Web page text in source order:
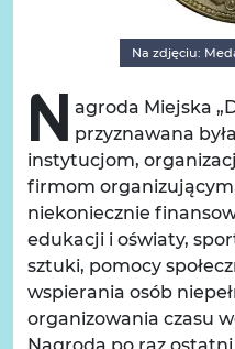
Na zdjęciu:
Nagroda Miejska „DOBROCZYŃCA ROKU” przyznawana
instytucjom,
firmom
niekoniecznie
edukacji i oświaty,
sztuki, pomocy
wspierania osób
organizowania czasu